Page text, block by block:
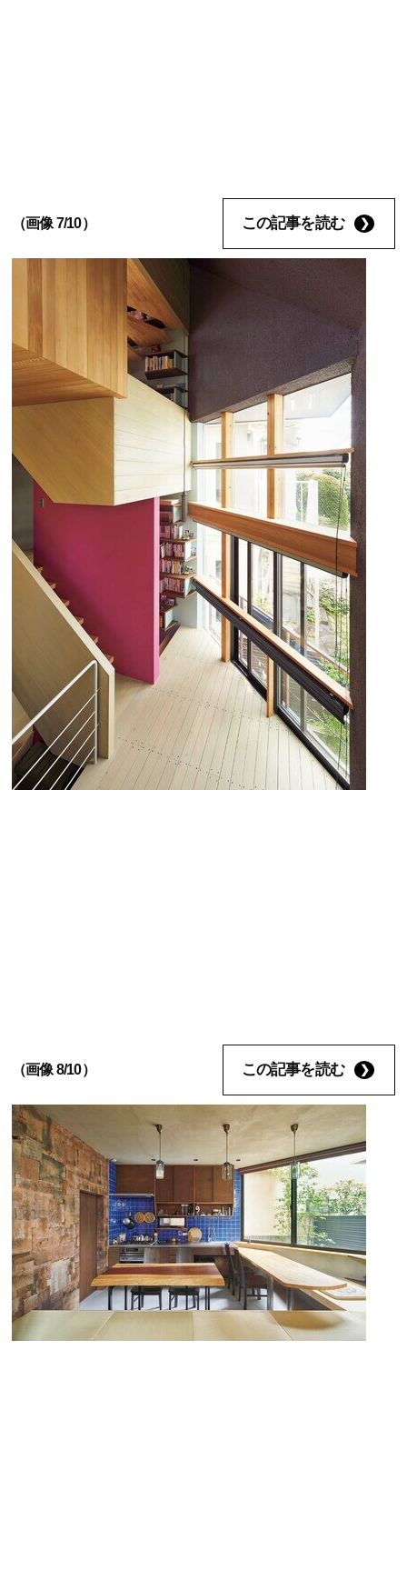
（画像 7/10） この記事を読む
（画像 8/10） この記事を読む